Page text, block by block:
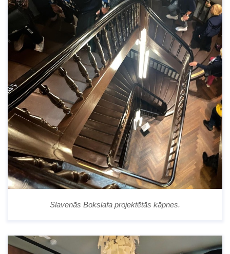
Slavenās Bokslafa projektētās kāpnes.